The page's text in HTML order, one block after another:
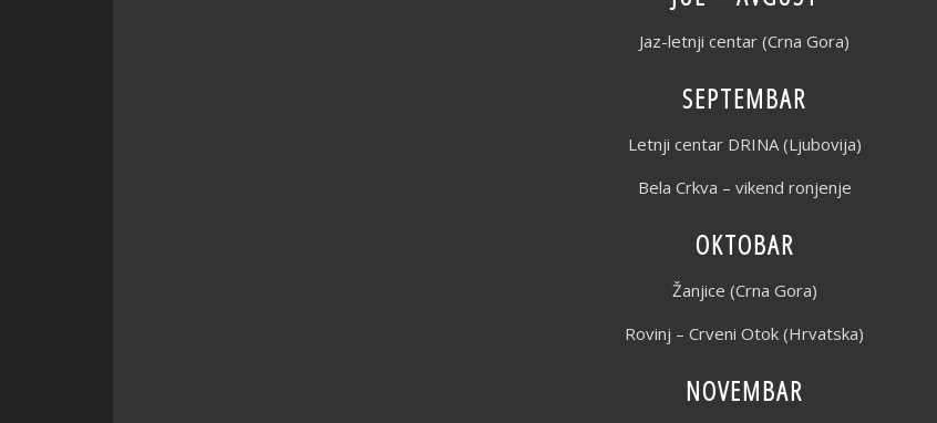
Jaz-letnji centar (Crna Gora)
SEPTEMBAR
Letnji centar DRINA (Ljubovija)
Bela Crkva – vikend ronjenje
OKTOBAR
Žanjice (Crna Gora)
Rovinj – Crveni Otok (Hrvatska)
NOVEMBAR